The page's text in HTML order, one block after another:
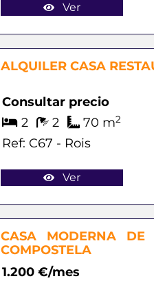
Ver
ALQUILER CASA
Consultar precio
2
2 70 m2
Ref: C67 - Rois
Ver
CASA MODERNA DE
COMPOSTELA
1.200 €/mes